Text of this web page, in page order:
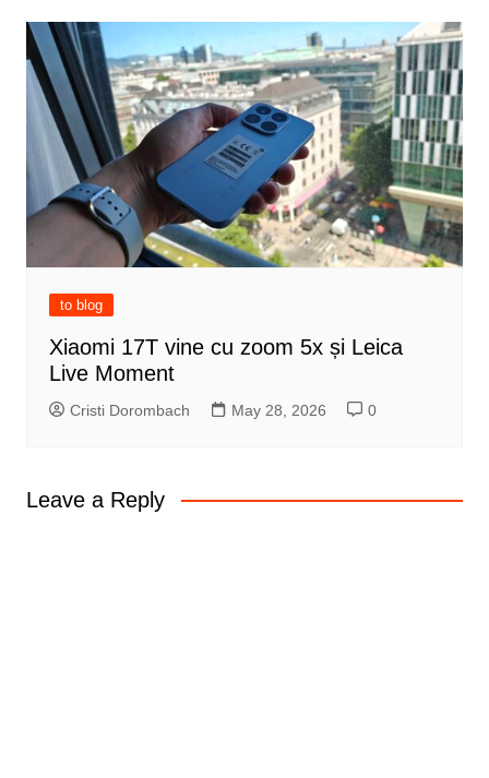
to blog
Xiaomi 17T vine cu zoom 5x și Leica
Live Moment
Cristi Dorombach May 28, 2026 0
Leave a Reply